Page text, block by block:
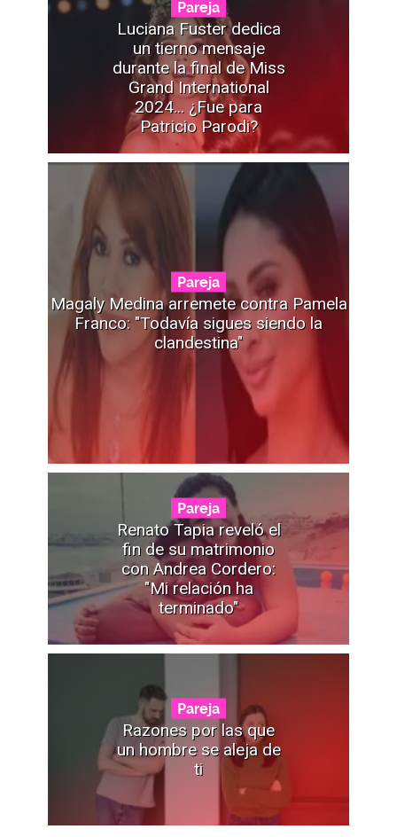
Pareja
Luciana Fuster dedica
un tierno mensaje
durante la final de Miss
Grand International
2024... ¿Fue para
Patricio Parodi?
Pareja
Magaly Medina arremete contra Pamela
Franco: "Todavía sigues siendo la
clandestina"
Pareja
Renato Tapia reveló el
fin de su matrimonio
con Andrea Cordero:
"Mi relación ha
terminado"
Pareja
Razones por las que
un hombre se aleja de
ti